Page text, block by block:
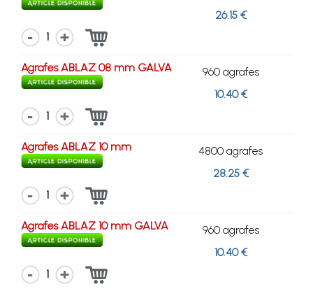
26.15 €
1
Agrafes ABLAZ 08 mm GALVA
960 agrafes
10.40 €
1
Agrafes ABLAZ 10 mm
4800 agrafes
28.25 €
1
Agrafes ABLAZ 10 mm GALVA
960 agrafes
10.40 €
1